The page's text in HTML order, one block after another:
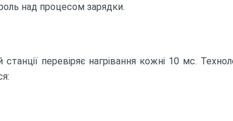
над процесом зарядки.
перевіряє нагрівання кожні 10 мс.